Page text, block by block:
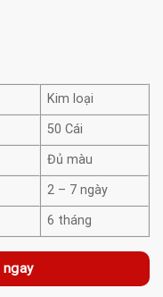
Kim loại
50 Cái
Đủ màu
2 – 7 ngày
6 tháng
ngay